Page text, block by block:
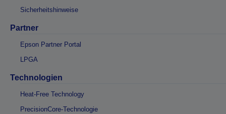
Sicherheitshinweise
Partner
Epson Partner Portal
LPGA
Technologien
Heat-Free Technology
PrecisionCore-Technologie